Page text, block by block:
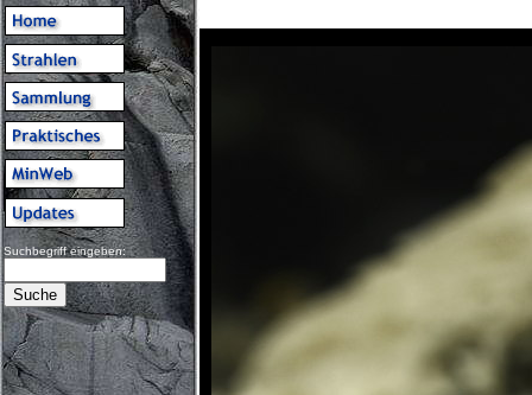
Suchbegriff eingeben: